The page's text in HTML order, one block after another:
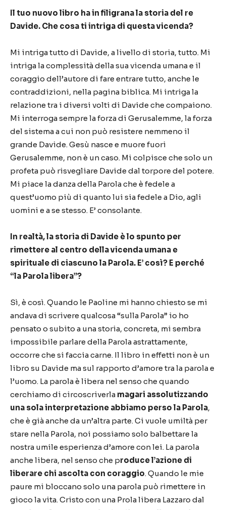
Il tuo nuovo libro ha in filigrana la storia del re
Davide. Che cosa ti intriga di questa vicenda?
Mi intriga tutto di Davide, a livello di storia, tutto. Mi
intriga la complessità della sua vicenda umana e il
coraggio dell’autore di fare entrare tutto, anche le
contraddizioni, nella pagina biblica. Mi intriga la
relazione tra i diversi volti di Davide che compaiono.
Mi interroga sempre la forza di Gerusalemme, la forza
del sistema a cui non può resistere nemmeno il
grande Davide. Gesù nasce e muore fuori
Gerusalemme, non è un caso. Mi colpisce che solo un
profeta può risvegliare Davide dal torpore del potere.
Mi piace la danza della Parola che è fedele a
quest’uomo più di quanto lui sia fedele a Dio, agli
uomini e a se stesso. E’ consolante.
In realtà, la storia di Davide è lo spunto per
rimettere al centro della vicenda umana e
spirituale di ciascuno la Parola. E’ così? E perché
“la Parola libera”?
Sì, è così. Quando le Paoline mi hanno chiesto se mi
andava di scrivere qualcosa “sulla Parola” io ho
pensato o subito a una storia, concreta, mi sembra
impossibile parlare della Parola astrattamente,
occorre che si faccia carne. Il libro in effetti non è un
libro su Davide ma sul rapporto d’amore tra la parola e
l’uomo. La parola è libera nel senso che quando
cerchiamo di circoscriverla magari assolutizzando
una sola interpretazione abbiamo perso la Parola,
che è già anche da un’altra parte. Ci vuole umiltà per
stare nella Parola, noi possiamo solo balbettare la
nostra umile esperienza d’amore con lei. La parola
anche libera, nel senso che produce l’azione di
liberare chi ascolta con coraggio. Quando le mie
paure mi bloccano solo una parola può rimettere in
gioco la vita. Cristo con una Prola libera Lazzaro dal